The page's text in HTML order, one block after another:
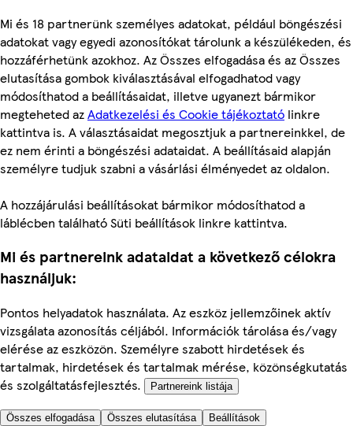
Mi és 18 partnerünk személyes adatokat, például böngészési
adatokat vagy egyedi azonosítókat tárolunk a készülékeden, és
hozzáférhetünk azokhoz. Az Összes elfogadása és az Összes
elutasítása gombok kiválasztásával elfogadhatod vagy
módosíthatod a beállításaidat, illetve ugyanezt bármikor
megteheted azAdatkezelési és Cookie tájékoztató linkre
kattintva is. A választásaidat megosztjuk a partnereinkkel, de
ez nem érinti a böngészési adataidat. A beállításaid alapján
személyre tudjuk szabni a vásárlási élményedet az oldalon.
A hozzájárulási beállításokat bármikor módosíthatod a
láblécben található Süti beállítások linkre kattintva.
Mi és partnereink adataidat a következő célokra
használjuk:
Pontos helyadatok használata. Az eszköz jellemzőinek aktív
vizsgálata azonosítás céljából. Információk tárolása és/vagy
elérése az eszközön. Személyre szabott hirdetések és
tartalmak, hirdetések és tartalmak mérése, közönségkutatás
és szolgáltatásfejlesztés.
Partnereink listája
Összes elfogadása Összes elutasítása Beállítások